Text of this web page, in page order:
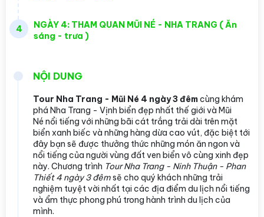
4
NGÀY 4: THAM QUAN MŨI NÉ - NHA TRANG ( Ăn
sáng - trưa )
NỘI DUNG
Tour Nha Trang - Mũi Né 4 ngày 3 đêmcùng khám
phá Nha Trang - Vịnh biển đẹp nhất thế giới và Mũi
Né nổi tiếng với những bãi cát trắng trải dài trên mặt
biển xanh biếc và những hàng dừa cao vút, đặc biệt tới
đây bạn sẽ được thưởng thức những món ăn ngon và
nổi tiếng của người vùng đất ven biển vô cùng xinh đẹp
này. Chương trình Tour Nha Trang - Ninh Thuận - Phan
Thiết 4 ngày 3 đêmsẽ cho quý khách những trải
nghiệm tuyệt vời nhất tại các địa điểm du lịch nổi tiếng
và ẩm thực phong phú trong hành trình du lịch của
mình.